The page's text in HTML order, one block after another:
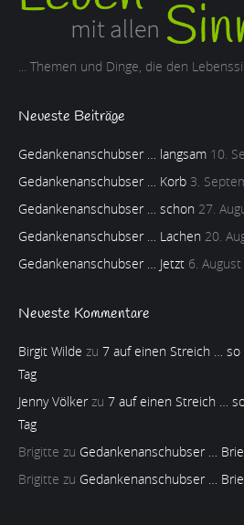
... Themen und Dinge, die den
Neueste Beiträge
Gedankenanschubser … langsam 10.
Gedankenanschubser … Korb 3.
Gedankenanschubser … schon 27.
Gedankenanschubser … Lachen 20.
Gedankenanschubser … Jetzt 6.
Neueste Kommentare
Birgit Wilde zu 7 auf einen Streich …
Tag
Jenny Völkerzu 7 auf einen Streich …
Tag
Brigitte zu Gedankenanschubser …
Brigitte zu Gedankenanschubser …